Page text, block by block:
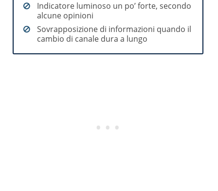
Indicatore luminoso un po’ forte, secondo
alcune opinioni
Sovrapposizione di informazioni quando il
cambio di canale dura a lungo